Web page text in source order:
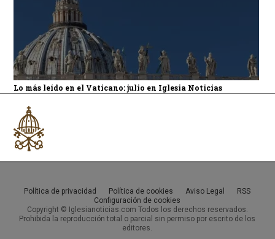
Lo más leído en el Vaticano: julio en Iglesia Noticias
Política de privacidad Política de cookies Aviso Legal
RSS
Configuración de cookies
Copyright © Iglesianoticias.com Todos los derechos reservados.
Prohibida la reproducción total o parcial sin permiso por escrito de los
editores.